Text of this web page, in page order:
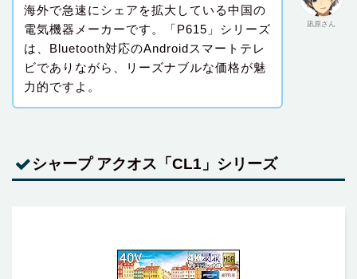
凪原さん
海外で急速にシェアを拡大している中国の
電気機器メーカーです。「P615」シリーズ
は、Bluetooth対応のAndroidスマートテレ
ビでありながら、リーズナブルな価格が魅
力的ですよ。
シャープ アクオス「CL1」シリーズ